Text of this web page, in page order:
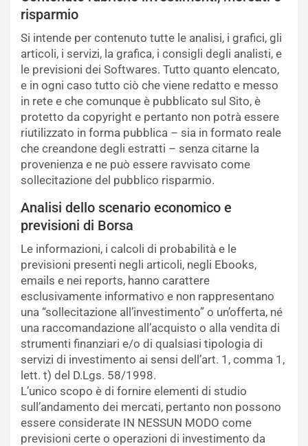
risparmio
Si intende per contenuto tutte le analisi, i grafici, gli
articoli, i servizi, la grafica, i consigli degli analisti, e
le previsioni dei Softwares. Tutto quanto elencato,
e in ogni caso tutto ciò che viene redatto e messo
in rete e che comunque è pubblicato sul Sito, è
protetto da copyright e pertanto non potrà essere
riutilizzato in forma pubblica – sia in formato reale
che creandone degli estratti – senza citarne la
provenienza e ne può essere ravvisato come
sollecitazione del pubblico risparmio.
Analisi dello scenario economico e
previsioni di Borsa
Le informazioni, i calcoli di probabilità e le
previsioni presenti negli articoli, negli Ebooks,
emails e nei reports, hanno carattere
esclusivamente informativo e non rappresentano
una “sollecitazione all’investimento” o un’offerta, né
una raccomandazione all’acquisto o alla vendita di
strumenti finanziari e/o di qualsiasi tipologia di
servizi di investimento ai sensi dell’art. 1, comma 1,
lett. t) del D.Lgs. 58/1998.
L’unico scopo è di fornire elementi di studio
sull’andamento dei mercati, pertanto non possono
essere considerate IN NESSUN MODO come
previsioni certe o operazioni di investimento da